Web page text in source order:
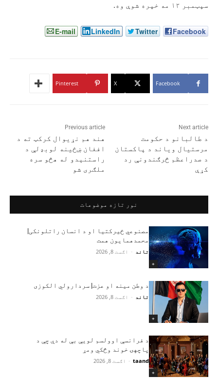
سپټمبر ۱۲ مه خپره شوې وه.
Facebook
Twitter
LinkedIn
E-mail
Facebook
X
Pinterest
Previous article
هند هم نړیوال کرکټ ته د
افغان ښځینه لوبډلې د
راستنېدو له هڅو سره
ملګری شو
Next article
د طالبانو د حکومت
مرستیال ویاند د پاکستان
د صدراعظم څرګندونې رد
کړې
نور تازه موضوعات
+
مصنوعي ځیرکتیا او د انسان راتلونکی|
محمدهمایون همت
تاند - اګست 8, 2026
+
د وطن مینه او عزت| سردارولي الکوزی
تاند - اګست 8, 2026
+
د فرانسې اوولسم لویې بې له دې چې د
پاچهۍ خوند وڅکي ومړ
taand
- اګست 8, 2026